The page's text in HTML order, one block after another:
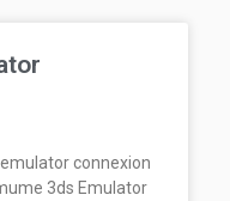
connexion
3ds Emulator